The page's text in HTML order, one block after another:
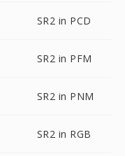
SR2 in PCD
SR2 in PFM
SR2 in PNM
SR2 in RGB